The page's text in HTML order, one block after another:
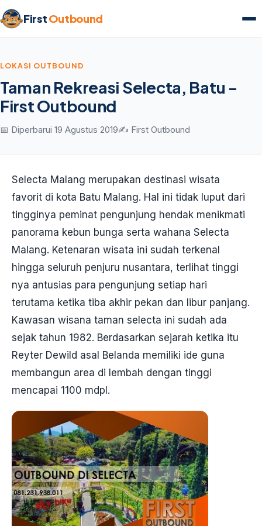
FirstOutbound
LOKASI OUTBOUND
Taman Rekreasi Selecta, Batu -
First Outbound
📅 Diperbarui 19 Agustus 2019✍️ First Outbound
Selecta Malang merupakan destinasi wisata
favorit di kota Batu Malang. Hal ini tidak luput dari
tingginya peminat pengunjung hendak menikmati
panorama kebun bunga serta wahana Selecta
Malang. Ketenaran wisata ini sudah terkenal
hingga seluruh penjuru nusantara, terlihat tinggi
nya antusias para pengunjung setiap hari
terutama ketika tiba akhir pekan dan libur panjang.
Kawasan wisana taman selecta ini sudah ada
sejak tahun 1982. Berdasarkan sejarah ketika itu
Reyter Dewild asal Belanda memiliki ide guna
membangun area di lembah dengan tinggi
mencapai 1100 mdpl.